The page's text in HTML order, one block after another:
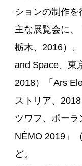
ションの制作を
主な展覧会に、
栃木、2016）
and Space、東
2018）「Ars
ストリア、
ツワフ、ポー
NÉMO 2019」
ど。